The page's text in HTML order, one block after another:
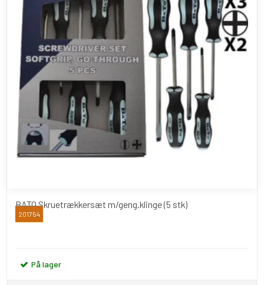
BATO Skruetrækkersæt m/geng.klinge (5 stk)
BATO
201754
På lager